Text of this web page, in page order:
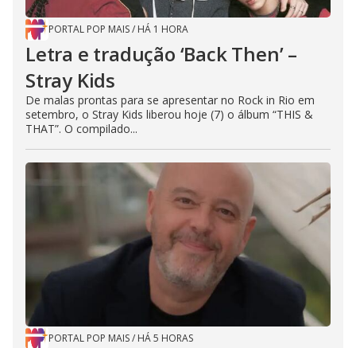
PORTAL POP MAIS/ HÁ 1 HORA
Letra e tradução ‘Back Then’ –
Stray Kids
De malas prontas para se apresentar no Rock in Rio em
setembro, o Stray Kids liberou hoje (7) o álbum “THIS &
THAT”. O compilado...
PORTAL POP MAIS/ HÁ 5 HORAS